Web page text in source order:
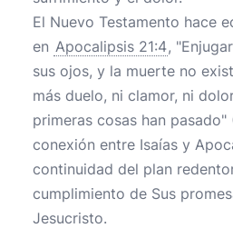
El Nuevo Testamento hace
en Apocalipsis 21:4,
sus ojos, y la muerte no
más duelo, ni clamor, ni
primeras cosas han pasado"
conexión entre Isaías y
continuidad del plan
cumplimiento de Sus
Jesucristo.